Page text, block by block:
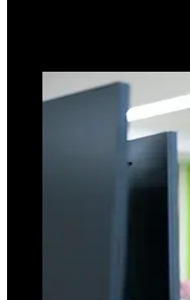
貴校の担当営業もし
ービス導入希望の旨を